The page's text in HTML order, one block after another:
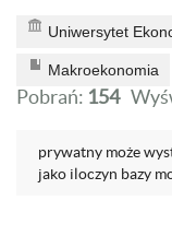
Uniwersytet
Makroekonomia
Pobrań: 154
prywatny może
jako iloczyn bazy